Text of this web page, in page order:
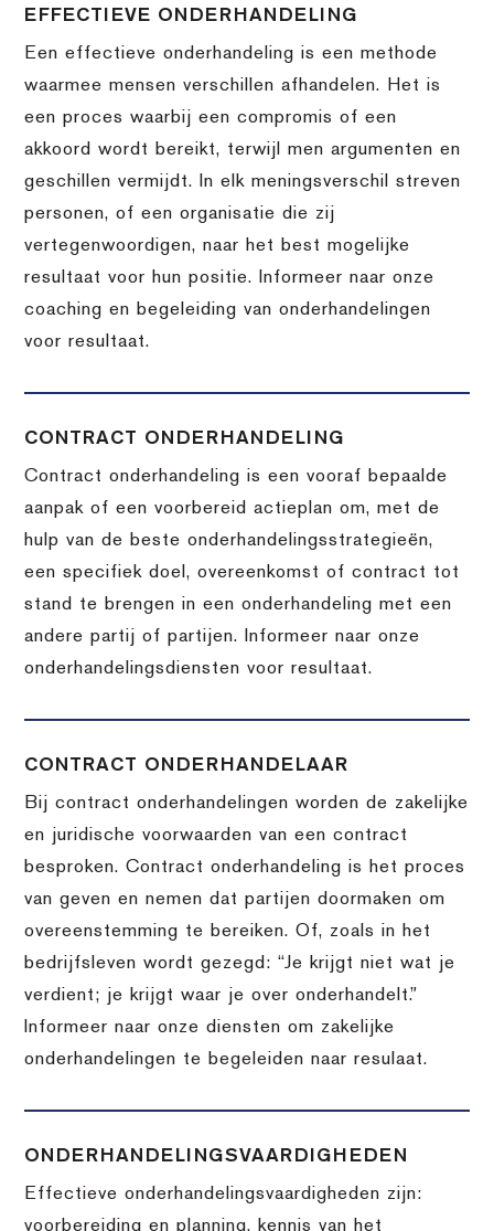
EFFECTIEVE ONDERHANDELING
Een effectieve onderhandeling is een methode
waarmee mensen verschillen afhandelen. Het is
een proces waarbij een compromis of een
akkoord wordt bereikt, terwijl men argumenten en
geschillen vermijdt. In elk meningsverschil streven
personen, of een organisatie die zij
vertegenwoordigen, naar het best mogelijke
resultaat voor hun positie. Informeer naar onze
coaching en begeleiding van onderhandelingen
voor resultaat.
CONTRACT ONDERHANDELING
Contract onderhandeling is een vooraf bepaalde
aanpak of een voorbereid actieplan om, met de
hulp van de beste onderhandelingsstrategieën,
een specifiek doel, overeenkomst of contract tot
stand te brengen in een onderhandeling met een
andere partij of partijen. Informeer naar onze
onderhandelingsdiensten voor resultaat.
CONTRACT ONDERHANDELAAR
Bij contract onderhandelingen worden de zakelijke
en juridische voorwaarden van een contract
besproken. Contract onderhandeling is het proces
van geven en nemen dat partijen doormaken om
overeenstemming te bereiken. Of, zoals in het
bedrijfsleven wordt gezegd: “Je krijgt niet wat je
verdient; je krijgt waar je over onderhandelt.”
Informeer naar onze diensten om zakelijke
onderhandelingen te begeleiden naar resulaat.
ONDERHANDELINGSVAARDIGHEDEN
Effectieve onderhandelingsvaardigheden zijn:
voorbereiding en planning, kennis van het